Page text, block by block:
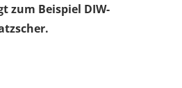
zum Beispiel DIW-